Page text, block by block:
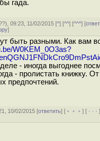
гада.
), 09:23, 11/02/2015 [^] [^^] [^^^] [
]
быть разными. Как вам
W0KEM_0O3as?
- иногда выгоднее
- пролистать книжку.
предпочтений.
10/02/2015 [ответить] [ ﹢﹢﹢] [ · · ·